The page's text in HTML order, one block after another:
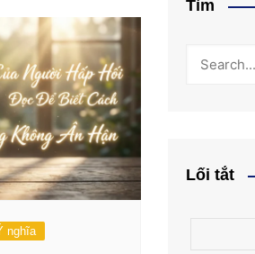
nghĩa
Tìm
Lối tắt